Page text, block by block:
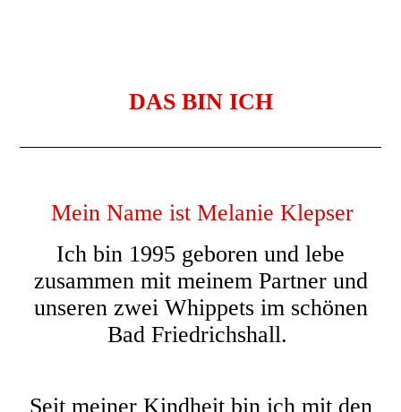
DAS BIN ICH
Mein Name ist Melanie Klepser
Ich bin 1995 geboren und lebe
zusammen mit meinem Partner und
unseren zwei Whippets im schönen
Bad Friedrichshall.
Seit meiner Kindheit bin ich mit den